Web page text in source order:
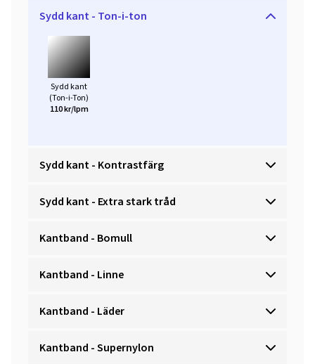
Sydd kant - Ton-i-ton
Sydd kant
(Ton-i-Ton)
110 kr/lpm
Sydd kant - Kontrastfärg
Sydd kant - Extra stark tråd
Kantband - Bomull
Kantband - Linne
Kantband - Läder
Kantband - Supernylon